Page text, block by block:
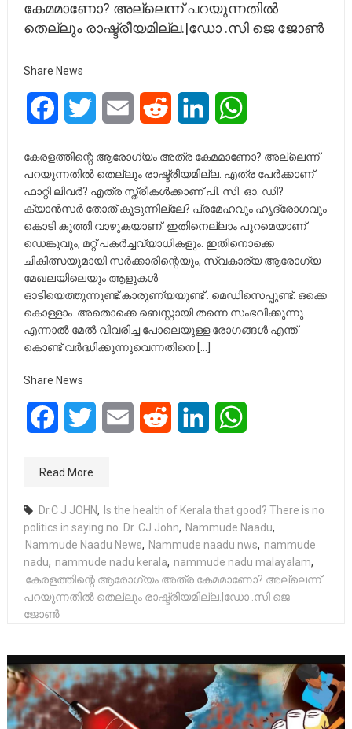
കേമമാണോ? അല്ലെന്ന് പറയുന്നതിൽ
തെല്ലും രാഷ്ട്രീയമില്ല.|ഡോ .സി ജെ ജോൺ
Share News
FacebookTwitter Email Reddit LinkedIn
കേരളത്തിന്റെ ആരോഗ്യം അത്ര കേമമാണോ? അല്ലെന്ന്
പറയുന്നതിൽ തെല്ലും രാഷ്ട്രീയമില്ല. എത്ര പേർക്കാണ്
ഫാറ്റി ലിവർ? എത്ര സ്ത്രീകൾക്കാണ് പി. സി. ഓ. ഡി?
ക്യാൻസർ തോത് കൂടുന്നില്ലേ? പ്രമേഹവും ഹൃദ്രോഗവും
കൊടി കുത്തി വാഴുകയാണ്. ഇതിനെല്ലാം പുറമെയാണ്
ഡെങ്കുവും, മറ്റ് പകർച്ചവ്യാധികളും. ഇതിനൊക്കെ
ചികിത്സയുമായി സർക്കാരിന്റെയും, സ്വകാര്യ ആരോഗ്യ
മേഖലയിലെയും ആളുകൾ
ഓടിയെത്തുന്നുണ്ട്.കാരുണ്യയുണ്ട് . മെഡിസെപ്പുണ്ട്. ഒക്കെ
കൊള്ളാം. അതൊക്കെ ബെസ്റ്റായി തന്നെ സംഭവിക്കുന്നു.
എന്നാൽ മേൽ വിവരിച്ച പോലെയുള്ള രോഗങ്ങൾ എന്ത്
കൊണ്ട് വർദ്ധിക്കുന്നുവെന്നതിനെ […]
Share News
FacebookTwitter Email Reddit LinkedIn
Read More
Dr.C J JOHN, Is the health of Kerala that good? There is no
politics in saying no. Dr. CJ John, Nammude Naadu,
Nammude Naadu News, Nammude naadu nws, nammude
nadu, nammude nadu kerala, nammude nadu malayalam,
കേരളത്തിന്റെ ആരോഗ്യം അത്ര കേമമാണോ? അല്ലെന്ന്
പറയുന്നതിൽ തെല്ലും രാഷ്ട്രീയമില്ല.|ഡോ .സി ജെ
ജോൺ